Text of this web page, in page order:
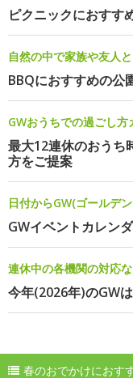
ピクニックにおすす
自然の中で家族や友人
BBQにおすすめの公
GWおうちでの過ごし方
最大12連休のおうち
方をご提案
日付からGW(ゴールデ
GWイベントカレン
連休中の各機関の対応
今年(2026年)のGW
春のおでかけにおす